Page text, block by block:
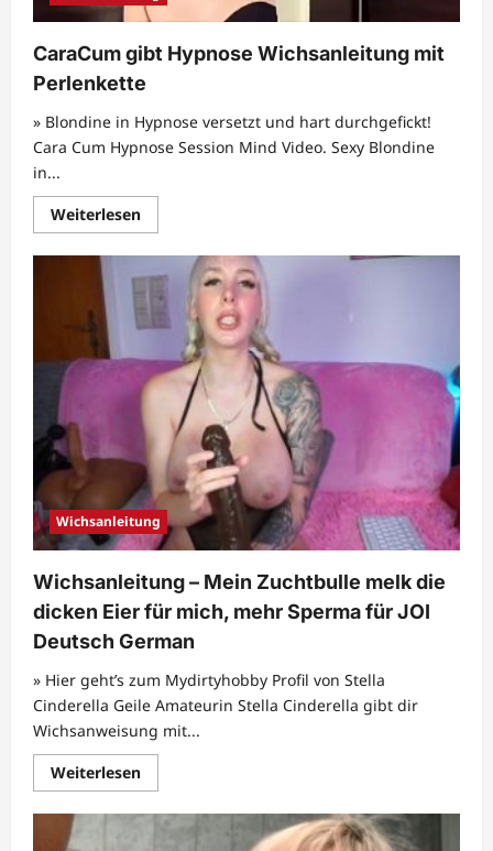
CaraCum gibt Hypnose Wichsanleitung mit
Perlenkette
» Blondine in Hypnose versetzt und hart durchgefickt!
Cara Cum Hypnose Session Mind Video. Sexy Blondine
in...
WeiterlesenMehr
Informationen
CaraCum
gibt
Hypnose
Wichsanleitung
Perlenkette
Wichsanleitung
Wichsanleitung – Mein Zuchtbulle melk die
dicken Eier für mich, mehr Sperma für JOI
Deutsch German
» Hier geht’s zum Mydirtyhobby Profil von Stella
Cinderella Geile Amateurin Stella Cinderella gibt dir
Wichsanweisung mit...
WeiterlesenMehr
Informationen
Wichsanleitung